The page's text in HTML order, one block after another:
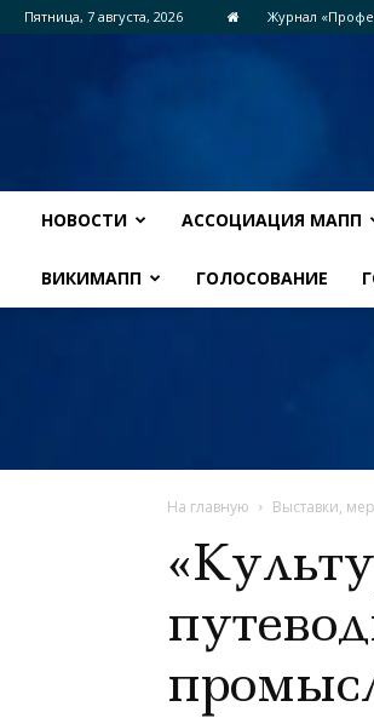
Пятница, 7 августа, 2026 Журнал
НОВОСТИ АССОЦИАЦИЯ МАПП
ВИКИМАПП ГОЛОСОВАНИЕ
На главную Выставки,